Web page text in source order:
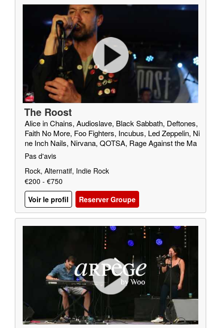
The Roost
Alice in Chains, Audioslave, Black Sabbath, Deftones,
Faith No More, Foo Fighters, Incubus, Led Zeppelin, Ni
ne Inch Nails, Nirvana, QOTSA, Rage Against the Ma
chine, Red Fang, Royal Blood, SOAD, Soundgarden, T
Pas d'avis
Rock, Alternatif, Indie Rock
€200 - €750
Voir le profil
Reserver Groupe